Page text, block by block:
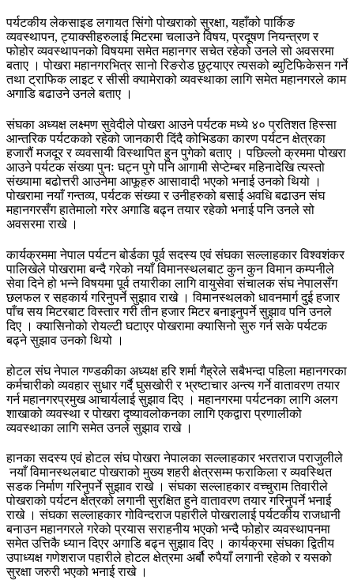
पर्यटकीय लेकसाइड लगायत सिंगो पोखराको सुरक्षा, यहाँको पार्किङ
व्यवस्थापन, ट्याक्सीहरुलाई मिटरमा चलाउने विषय, प्रदूषण नियन्त्रण र
फोहोर व्यवस्थापनको विषयमा समेत महानगर सचेत रहेको उनले सो अवसरमा
बताए । पोखरा महानगरभित्र सानो रिङरोड छुट्याएर त्यसको ब्युटिफिकेसन गर्ने
तथा ट्राफिक लाइट र सीसी क्यामेराको व्यवस्थाका लागि समेत महानगरले काम
अगाडि बढाउने उनले बताए ।
संघका अध्यक्ष लक्ष्मण सुवेदीले पोखरा आउने पर्यटक मध्ये ४० प्रतिशत हिस्सा
आन्तरिक पर्यटकको रहेको जानकारी दिंदै कोभिडका कारण पर्यटन क्षेत्रका
हजारौं मजदूर र व्यवसायी विस्थापित हुन पुगेको बताए । पछिल्लो क्रममा पोखरा
आउने पर्यटक संख्या पुनः घट्न पुगे पनि आगामी सेप्टेम्बर महिनादेखि त्यस्तो
संख्यामा बढोत्तरी आउनेमा आफूहरु आसावादी भएको भनाई उनको थियो ।
पोखरामा नयाँ गन्तव्य, पर्यटक संख्या र उनीहरुको बसाई अवधि बढाउन संघ
महानगरसँग हातेमालो गरेर अगाडि बढ्न तयार रहेको भनाई पनि उनले सो
अवसरमा राखे ।
कार्यक्रममा नेपाल पर्यटन बोर्डका पूर्व सदस्य एवं संघका सल्लाहकार विश्वशंकर
पालिखेले पोखरामा बन्दै गरेको नयाँ विमानस्थलबाट कुन कुन विमान कम्पनीले
सेवा दिने हो भन्ने विषयमा पूर्व तयारीका लागि वायुसेवा संचालक संघ नेपालसँग
छलफल र सहकार्य गरिनुपर्ने सुझाव राखे । विमानस्थलको धावनमार्ग दुई हजार
पाँच सय मिटरबाट विस्तार गरी तीन हजार मिटर बनाइनुपर्ने सुझाव पनि उनले
दिए । क्यासिनोको रोयल्टी घटाएर पोखरामा क्यासिनो सुरु गर्न सके पर्यटक
बढ्ने सुझाव उनको थियो ।
होटल संघ नेपाल गण्डकीका अध्यक्ष हरि शर्मा गैह्रेले सबैभन्दा पहिला महानगरका
कर्मचारीको व्यवहार सुधार गर्दै घुसखोरी र भ्रष्टाचार अन्त्य गर्ने वातावरण तयार
गर्न महानगरप्रमुख आचार्यलाई सुझाव दिए । महानगरमा पर्यटनका लागि अलग
शाखाको व्यवस्था र पोखरा दृष्यावलोकनका लागि एकद्वारा प्रणालीको
व्यवस्थाका लागि समेत उनले सुझाव राखे ।
हानका सदस्य एवं होटल संघ पोखरा नेपालका सल्लाहकार भरतराज पराजुलीले
नयाँ विमानस्थलबाट पोखराको मुख्य शहरी क्षेत्रसम्म फराकिला र व्यवस्थित
सडक निर्माण गरिनुपर्ने सुझाव राखे । संघका सल्लाहकार वच्चुराम तिवारीले
पोखराको पर्यटन क्षेत्रको लगानी सुरक्षित हुने वातावरण तयार गरिनुपर्ने भनाई
राखे । संघका सल्लाहकार गोविन्दराज पहारीले पोखरालाई पर्यटकीय राजधानी
बनाउन महानगरले गरेको प्रयास सराहनीय भएको भन्दै फोहोर व्यवस्थापनमा
समेत उत्तिकै ध्यान दिएर अगाडि बढ्न सुझाव दिए । कार्यक्रमा संघका द्वितीय
उपाध्यक्ष गणेशराज पहारीले होटल क्षेत्रमा अर्बौ रुपैयाँ लगानी रहेको र यसको
सुरक्षा जरुरी भएको भनाई राखे ।